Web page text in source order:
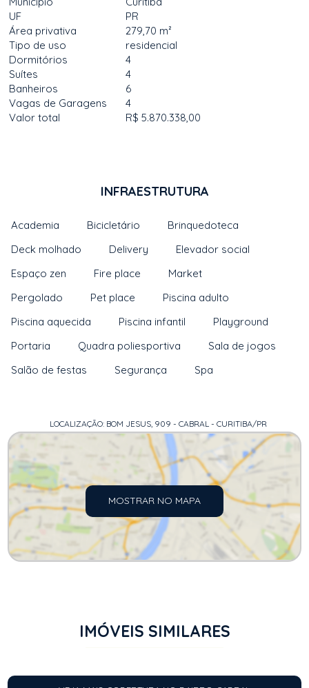
UF
PR
Área privativa
279,70 m²
Tipo de uso
residencial
Dormitórios
4
Suítes
4
Banheiros
6
Vagas de Garagens
4
Valor total
R$ 5.870.338,00
INFRAESTRUTURA
Academia Bicicletário
Brinquedoteca
Deck molhado
Delivery
Elevador social
Espaço zen
Fire place
Market
Pergolado
Pet place
Piscina adulto
Piscina aquecida
Piscina infantil
Playground
Portaria
Quadra poliesportiva
Sala de jogos
Salão de festas
Segurança Spa
LOCALIZAÇÃO: BOM JESUS, 909 - CABRAL - CURITIBA/PR
MOSTRAR NO MAPA
IMÓVEIS SIMILARES